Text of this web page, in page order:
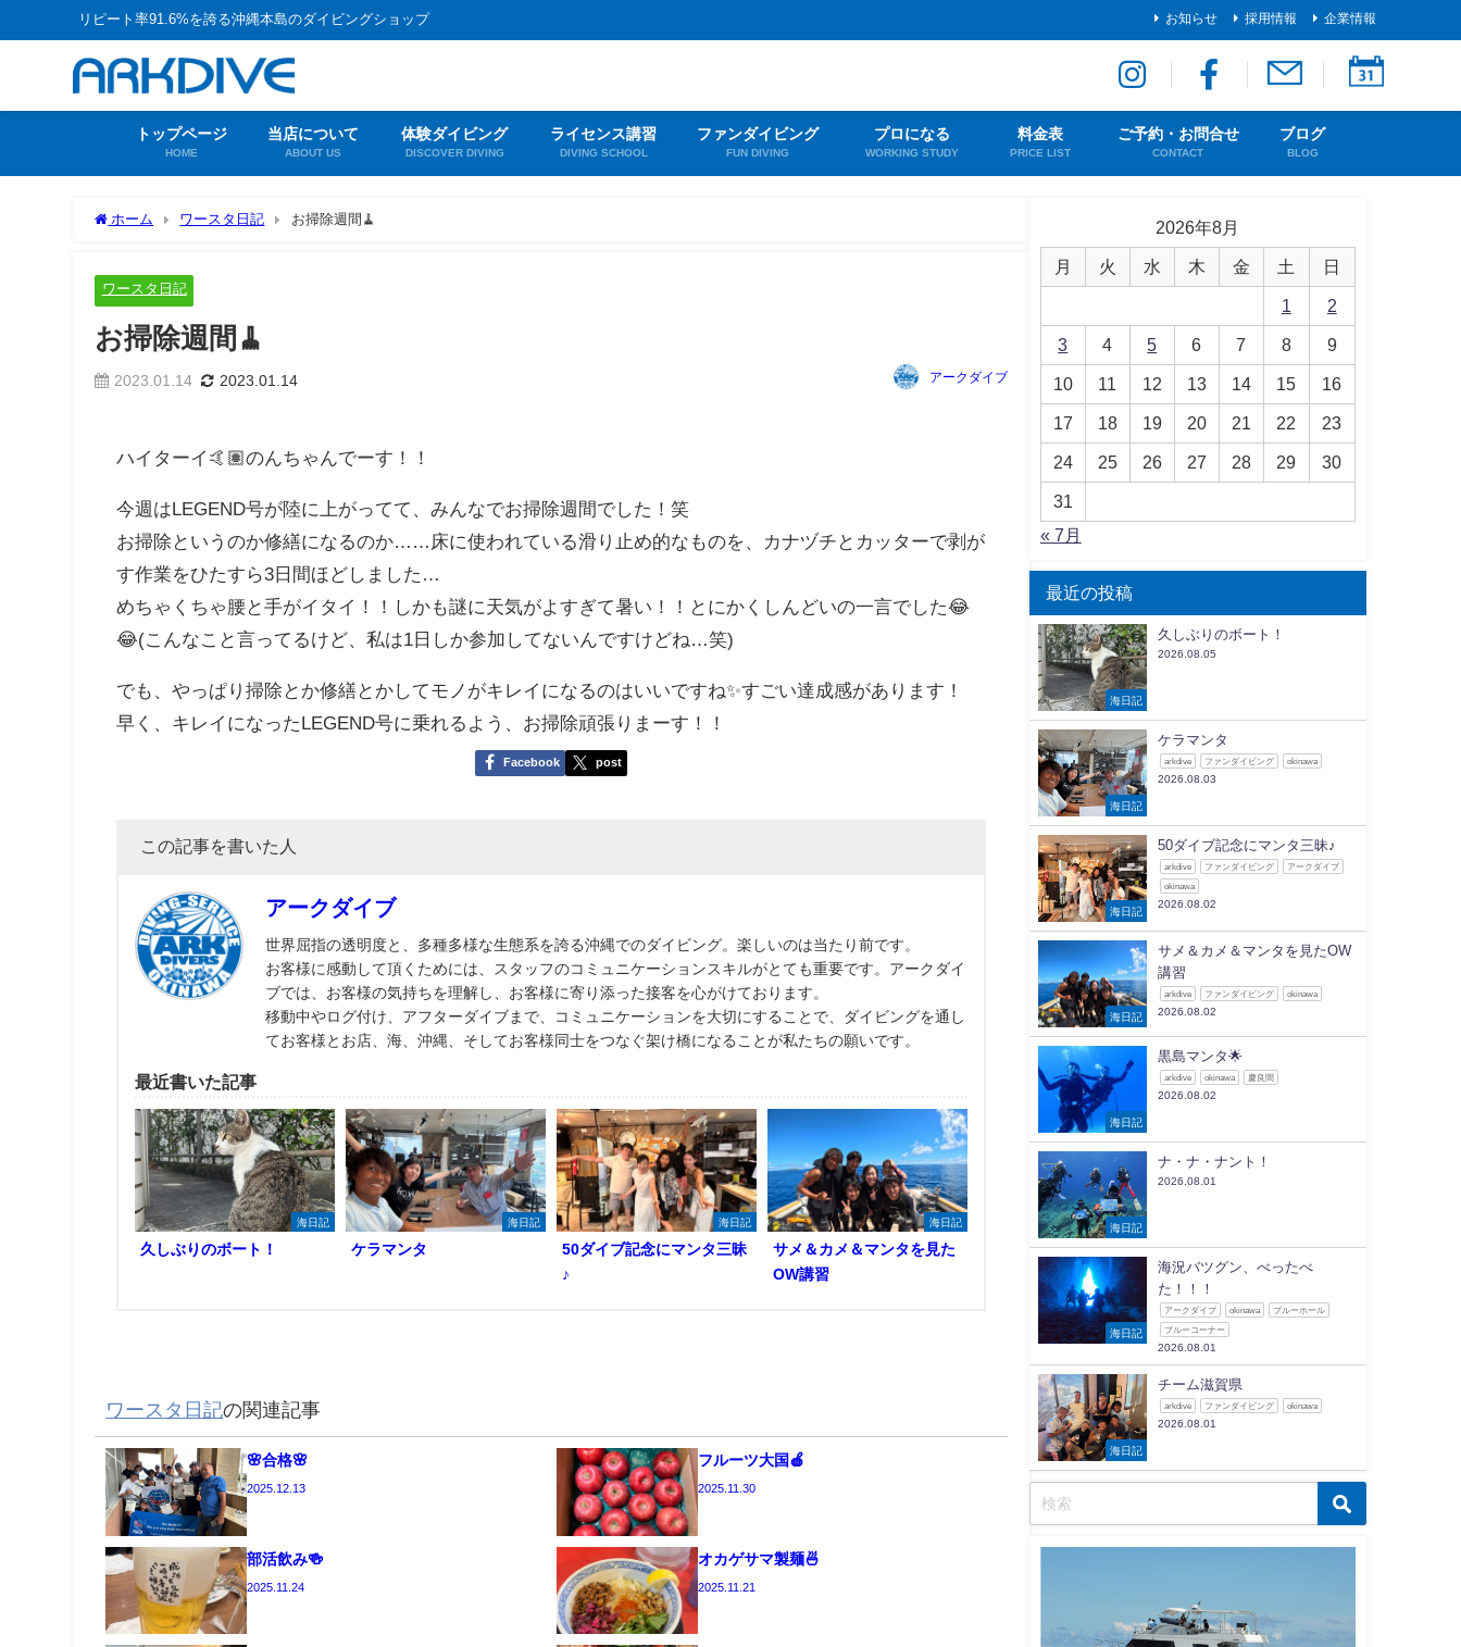
リピート率91.6%を誇る沖縄本島のダイビングショップ お知らせ 採用情報 企業情報
トップページ
HOME
当店について
ABOUT US
体験ダイビング
DISCOVER DIVING
ライセンス講習
DIVING SCHOOL
ファンダイビング
FUN DIVING
プロになる
WORKING STUDY
料金表
PRICE LIST
ご予約・お問合せ
CONTACT
ブログ
BLOG
ホーム ワースタ日記 お掃除週間🧹
ワースタ日記
お掃除週間🧹
2023.01.14 2023.01.14 アークダイブ
ハイターイ🤙🏽のんちゃんでーす！！
今週はLEGEND号が陸に上がってて、みんなでお掃除週間でした！笑
お掃除というのか修繕になるのか……床に使われている滑り止め的なものを、カナヅチとカッターで剥が
す作業をひたすら3日間ほどしました…
めちゃくちゃ腰と手がイタイ！！しかも謎に天気がよすぎて暑い！！とにかくしんどいの一言でした😂
😂(こんなこと言ってるけど、私は1日しか参加してないんですけどね…笑)
でも、やっぱり掃除とか修繕とかしてモノがキレイになるのはいいですね✨すごい達成感があります！
早く、キレイになったLEGEND号に乗れるよう、お掃除頑張りまーす！！
Facebook post
この記事を書いた人
アークダイブ
世界屈指の透明度と、多種多様な生態系を誇る沖縄でのダイビング。楽しいのは当たり前です。
お客様に感動して頂くためには、スタッフのコミュニケーションスキルがとても重要です。アークダイ
ブでは、お客様の気持ちを理解し、お客様に寄り添った接客を心がけております。
移動中やログ付け、アフターダイブまで、コミュニケーションを大切にすることで、ダイビングを通し
てお客様とお店、海、沖縄、そしてお客様同士をつなぐ架け橋になることが私たちの願いです。
最近書いた記事
海日記
久しぶりのボート！
海日記
ケラマンタ
海日記
50ダイブ記念にマンタ三昧
♪
海日記
サメ＆カメ＆マンタを見た
OW講習
ワースタ日記の関連記事
🌸合格🌸
2025.12.13
フルーツ大国🍎
2025.11.30
部活飲み🍻
2025.11.24
オカゲサマ製麺🍜
2025.11.21
2026年8月
月 火 水 木 金 土 日
1 2
3 4 5 6 7 8 9
10 11 12 13 14 15 16
17 18 19 20 21 22 23
24 25 26 27 28 29 30
31
« 7月
最近の投稿
海日記
久しぶりのボート！
2026.08.05
海日記
ケラマンタ
arkdive ファンダイビング okinawa
2026.08.03
海日記
50ダイブ記念にマンタ三昧♪
arkdive ファンダイビング アークダイブ
okinawa
2026.08.02
海日記
サメ＆カメ＆マンタを見たOW
講習
arkdive ファンダイビング okinawa
2026.08.02
海日記
黒島マンタ🌟
arkdive okinawa 慶良間
2026.08.02
海日記
ナ・ナ・ナント！
2026.08.01
海日記
海況バツグン、べったべ
た！！！
アークダイブ okinawa ブルーホール
ブルーコーナー
2026.08.01
海日記
チーム滋賀県
arkdive ファンダイビング okinawa
2026.08.01